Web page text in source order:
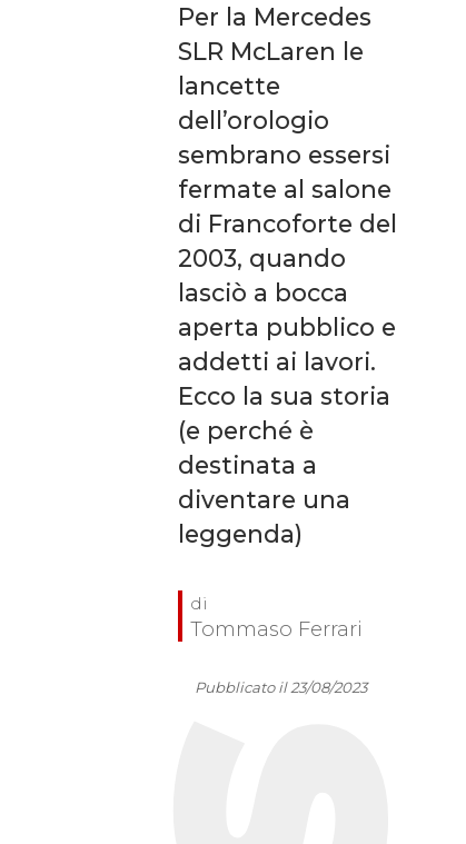
Per la Mercedes
SLR McLaren le
lancette
dell’orologio
sembrano essersi
fermate al salone
di Francoforte del
2003, quando
lasciò a bocca
aperta pubblico e
addetti ai lavori.
Ecco la sua storia
(e perché è
destinata a
diventare una
leggenda)
Tommaso Ferrari
Pubblicato il 23/08/2023